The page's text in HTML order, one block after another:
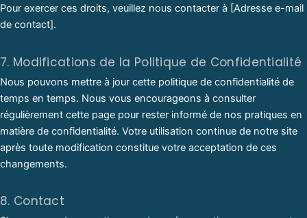
Pour exercer ces droits, veuillez nous contacter à [Adresse e-mail
de contact].
7. Modifications de la Politique de Confidentialité
Nous pouvons mettre à jour cette politique de confidentialité de
temps en temps. Nous vous encourageons à consulter
régulièrement cette page pour rester informé de nos pratiques en
matière de confidentialité. Votre utilisation continue de notre site
après toute modification constitue votre acceptation de ces
changements.
8. Contact